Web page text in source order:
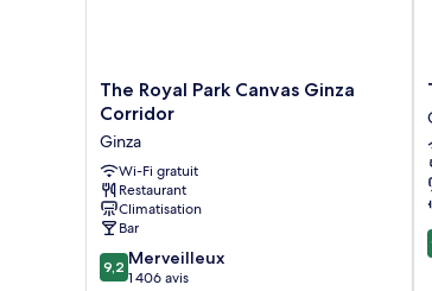
The
Royal
Canvas
Ginza
Corridor
Ginza
The Royal Park Canvas Ginza
Corridor
Ginza
Wi-Fi gratuit
Restaurant
Climatisation
Bar
9.2
sur
9,2 Merveilleux
1 406 avis
-